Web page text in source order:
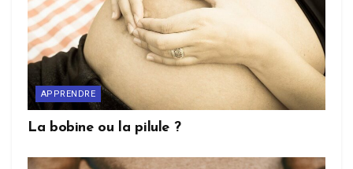
APPRENDRE
La bobine ou la pilule ?